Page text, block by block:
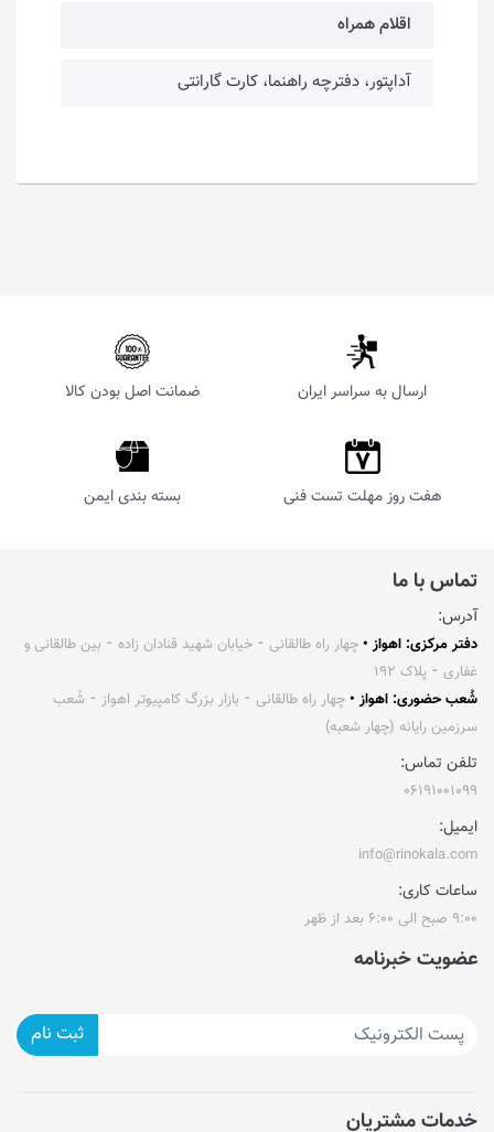
اقلام همراه
آداپتور، دفترچه راهنما، کارت گارانتی
ارسال به سراسر ایران ضمانت اصل بودن کالا
هفت روز مهلت تست فنی بسته بندی ایمن
تماس با ما
آدرس:
دفتر مرکزی: اهواز • چهار راه طالقانی ⁃ خیابان شهید قنادان زاده ⁃ بین طالقانی و
غفاری ⁃ پلاک ۱۹۲
شُعب حضوری: اهواز • چهار راه طالقانی ⁃ بازار بزرگ کامپیوتر اهواز ⁃ شُعب
سرزمین رایانه (چهار شعبه)
تلفن تماس:
۰۶۱۹۱۰۰۱۰۹۹
ایمیل:
info@rinokala.com
ساعات کاری:
۹:۰۰ صبح الی ۶:۰۰ بعد از ظهر
عضویت خبرنامه
ثبت نام
خدمات مشتریان